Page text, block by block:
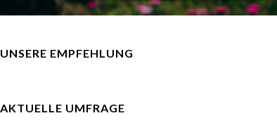
UNSERE EMPFEHLUNG
AKTUELLE UMFRAGE